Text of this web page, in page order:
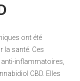
ont été
la santé. Ces
anti-inflammatoires,
CBD. Elles